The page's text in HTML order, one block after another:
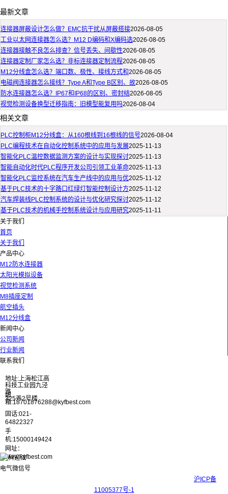
最新文章
连接器屏蔽设计怎么做？EMC抗干扰从屏蔽搭接2026-08-05
工业以太网连接器怎么选？M12 D编码和X编码选2026-08-05
连接器接触不良怎么排查？信号丢失、间歇性2026-08-05
连接器定制厂家怎么选？非标连接器定制流程2026-08-05
M12分线盒怎么选？端口数、极性、接线方式和2026-08-05
电磁阀连接器怎么接线？Type A和Type B区别、故2026-08-05
防水连接器怎么选？IP67和IP68的区别、密封结2026-08-05
视觉检测设备换型迁移指南：旧模型能复用吗2026-08-04
相关文章
PLC控制柜M12分线盒：从160根线到16根线的信号2026-08-04
PLC编程技术在自动化控制系统中的应用与发展2025-11-13
智能化PLC温控数据监测方案的设计与实现探讨2025-11-13
智能自动化时代PLC程序开发公司引领工业革命2025-11-13
智能化PLC监控系统在汽车生产线中的应用与优2025-11-12
基于PLC技术的十字路口红绿灯智能控制设计方2025-11-12
汽车焊装线PLC控制系统的设计与优化研究探讨2025-11-12
基于PLC技术的机械手控制系统设计与应用研究2025-11-11
关于我们
首页
关于我们
产品中心
M12防水连接器
太阳光模拟设备
视觉检测系统
M8插座定制
航空插头
M12分线盒
新闻中心
公司新闻
行业新闻
联系我们
地址:上海松江高
科技工业园九泾
路
325弄2号楼
邮
箱:18701876288@kyfbest.com
固话:021-
64822327
手
机:15000149424
网址：
www.kyfbest.com
沪ICP备
11005377号-1